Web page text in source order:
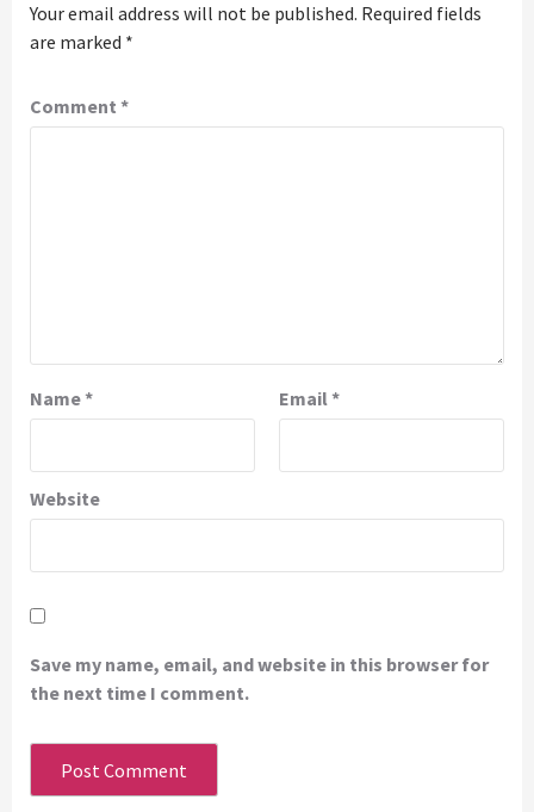
Your email address will not be published. Required fields
are marked *
Comment *
Name* Email*
Website
Save my name, email, and website in this browser for
the next time I comment.